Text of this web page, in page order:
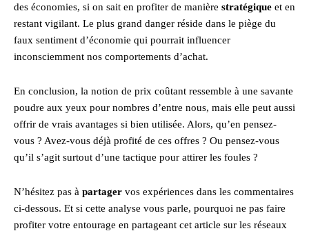
des économies, si on sait en profiter de manière stratégique et en
restant vigilant. Le plus grand danger réside dans le piège du
faux sentiment d’économie qui pourrait influencer
inconsciemment nos comportements d’achat.
En conclusion, la notion de prix coûtant ressemble à une savante
poudre aux yeux pour nombres d’entre nous, mais elle peut aussi
offrir de vrais avantages si bien utilisée. Alors, qu’en pensez-
vous ? Avez-vous déjà profité de ces offres ? Ou pensez-vous
qu’il s’agit surtout d’une tactique pour attirer les foules ?
N’hésitez pas à partager vos expériences dans les commentaires
ci-dessous. Et si cette analyse vous parle, pourquoi ne pas faire
profiter votre entourage en partageant cet article sur les réseaux